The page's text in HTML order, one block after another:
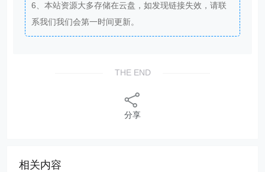
6、本站资源大多存储在云盘，如发现链接失效，请联
系我们我们会第一时间更新。
THE END
分享
相关内容